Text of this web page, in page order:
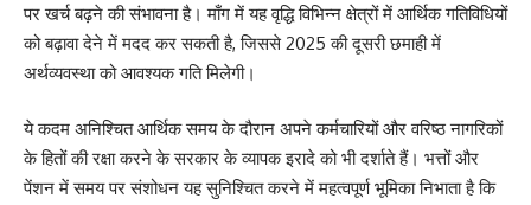
पर खर्च बढ़ने की संभावना है। माँग में यह वृद्धि विभिन्न क्षेत्रों में आर्थिक गतिविधियों
को बढ़ावा देने में मदद कर सकती है, जिससे 2025 की दूसरी छमाही में
अर्थव्यवस्था को आवश्यक गति मिलेगी।
ये कदम अनिश्चित आर्थिक समय के दौरान अपने कर्मचारियों और वरिष्ठ नागरिकों
के हितों की रक्षा करने के सरकार के व्यापक इरादे को भी दर्शाते हैं। भत्तों और
पेंशन में समय पर संशोधन यह सुनिश्चित करने में महत्वपूर्ण भूमिका निभाता है कि